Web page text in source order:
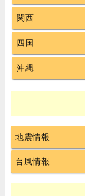
関西
四国
沖縄
地震情報
台風情報